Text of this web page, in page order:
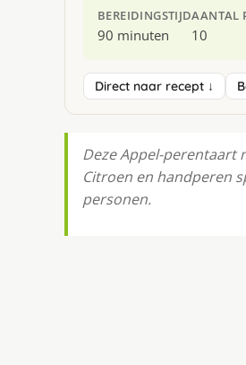
BEREIDINGSTIJD
90 minuten
AANTAL
10
Direct naar recept ↓
Deze Appel-perentaart
Citroen en handperen
personen.